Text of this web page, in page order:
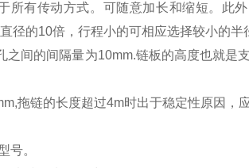
所有传动方式。可随意加长和缩短。此
径的10倍，行程小的可相应选择较小的半
间的间隔量为10mm.链板的高度也就是
,拖链的长度超过4m时出于稳定性原因，
号。